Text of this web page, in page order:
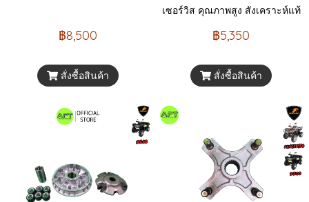
฿8,500
สั่งซื้อสินค้า
เซอร์วิส คุณภาพสูง สังเคราะห์แท้
จากแบรนด์ AMSOIL แท้ 100%
จากอเมริกา ผลิตมาเพื่อรถ ATV
UTV POWERSPORT โดยเฉพาะ
฿5,350
สั่งซื้อสินค้า